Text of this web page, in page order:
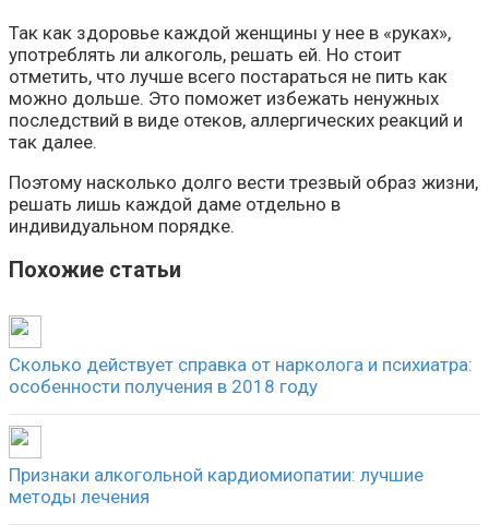
Так как здоровье каждой женщины у нее в «руках»,
употреблять ли алкоголь, решать ей. Но стоит
отметить, что лучше всего постараться не пить как
можно дольше. Это поможет избежать ненужных
последствий в виде отеков, аллергических реакций и
так далее.
Поэтому насколько долго вести трезвый образ жизни,
решать лишь каждой даме отдельно в
индивидуальном порядке.
Похожие статьи
Сколько действует справка от нарколога и психиатра:
особенности получения в 2018 году
Признаки алкогольной кардиомиопатии: лучшие
методы лечения